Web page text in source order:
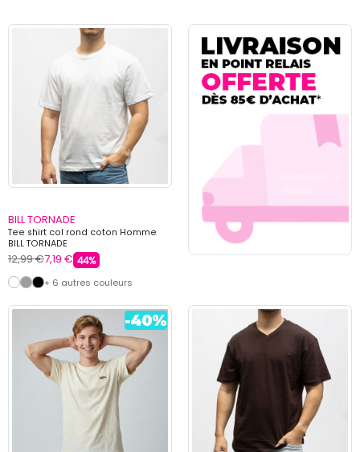
BILL TORNADE
Tee shirt col rond coton Homme
BILL TORNADE
12,99 €7,19 € 44%
+ 6 autres couleurs